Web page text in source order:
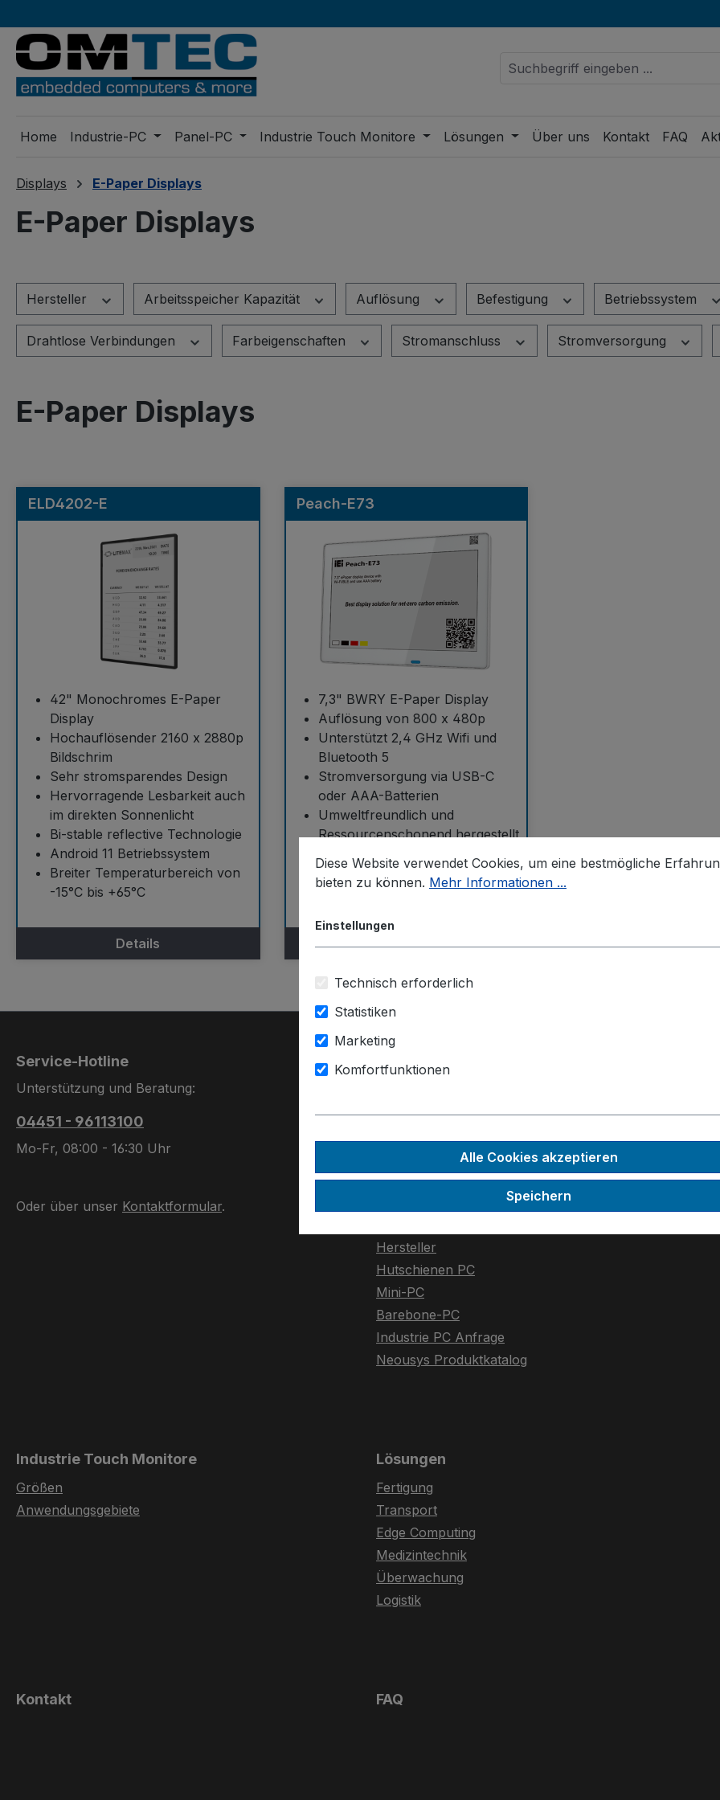
Home Industrie-PC Panel-PC Industrie Touch Monitore Lösungen Über uns Kontakt FAQ
Displays E-Paper Displays
E-Paper Displays
Hersteller Arbeitsspeicher Kapazität Auflösung Befestigung Betriebssystem
Drahtlose Verbindungen Farbeigenschaften Stromanschluss Stromversorgung
E-Paper Displays
ELD4202-E
42" Monochromes E-Paper
Display
Hochauflösender 2160 x 2880p
Bildschrim
Sehr stromsparendes Design
Hervorragende Lesbarkeit auch
im direkten Sonnenlicht
Bi-stable reflective Technologie
Android 11 Betriebssystem
Breiter Temperaturbereich von
-15°C bis +65°C
Details
Peach-E73
7,3" BWRY E-Paper Display
Auflösung von 800 x 480p
Unterstützt 2,4 GHz Wifi und
Bluetooth 5
Stromversorgung via USB-C
oder AAA-Batterien
Umweltfreundlich und
Ressourcenschonend hergestellt
Design zur leichten Reinigung
und Desinfektion
Details
Service-Hotline
Unterstützung und Beratung:
04451 - 96113100
Mo-Fr, 08:00 - 16:30 Uhr
Oder über unser Kontaktformular.
Industrie-PC
Fahrzeug-PC
Low-Power-PC
Erweiterbare Industrie-PC
Hersteller
Hutschienen PC
Mini-PC
Barebone-PC
Industrie PC Anfrage
Neousys Produktkatalog
Industrie Touch Monitore
Größen
Anwendungsgebiete
Lösungen
Fertigung
Transport
Edge Computing
Medizintechnik
Überwachung
Logistik
Kontakt FAQ
Diese Website verwendet Cookies, um eine bestmögliche
bieten zu können. Mehr Informationen ...
Einstellungen
Technisch erforderlich
Statistiken
Marketing
Komfortfunktionen
Alle Cookies akzeptieren
Speichern